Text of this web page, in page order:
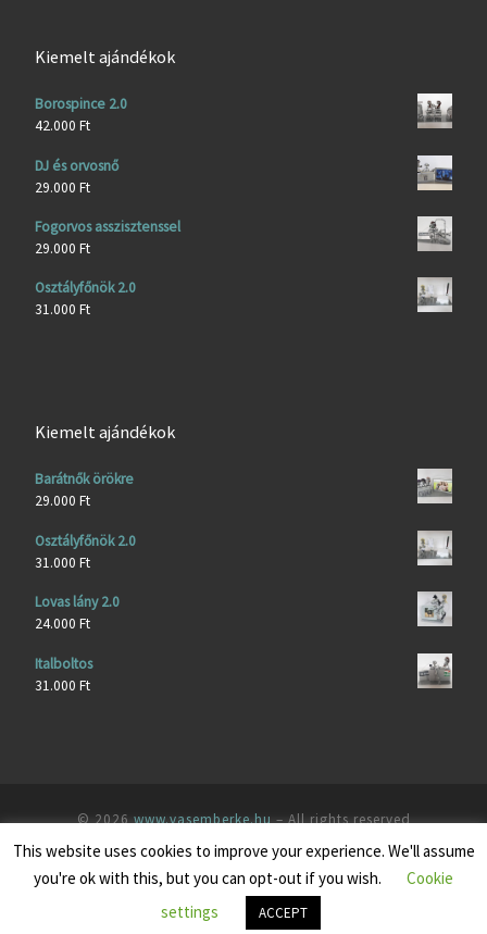
Kiemelt ajándékok
Borospince 2.0
42.000 Ft
DJ és orvosnő
29.000 Ft
Fogorvos asszisztenssel
29.000 Ft
Osztályfőnök 2.0
31.000 Ft
Kiemelt ajándékok
Barátnők örökre
29.000 Ft
Osztályfőnök 2.0
31.000 Ft
Lovas lány 2.0
24.000 Ft
Italboltos
31.000 Ft
© 2026www.vasemberke.hu– All rights reserved
Fejlesztés:wSoft
This website uses cookies to improve your experience. We'll assume
you're ok with this, but you can opt-out if you wish.
Cookie
settings
ACCEPT